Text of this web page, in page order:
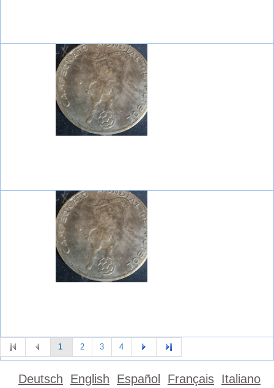
1 2 3 4
Deutsch English Español Français Italiano